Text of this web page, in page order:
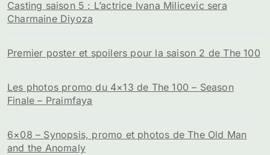
Casting saison 5 : L’actrice Ivana Milicevic sera
Charmaine Diyoza
Premier poster et spoilers pour la saison 2 de The 100
Les photos promo du 4×13 de The 100 – Season
Finale – Praimfaya
6×08 – Synopsis, promo et photos de The Old Man
and the Anomaly